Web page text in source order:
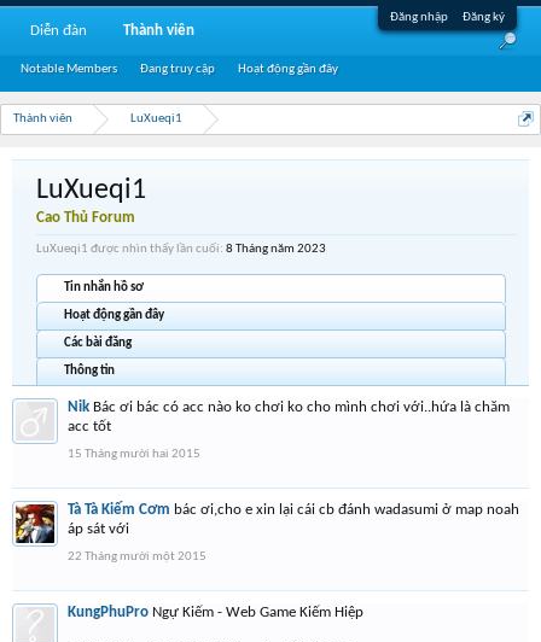
Đăng nhập Đăng ký
Thành viên LuXueqi1
LuXueqi1
Cao Thủ Forum
LuXueqi1 được nhìn thấy lần cuối: 8 Tháng năm 2023
Tin nhắn hồ sơ
Hoạt động gần đây
Các bài đăng
Thông tin
Nik Bác ơi bác có acc nào ko chơi ko cho mình chơi với..hứa là chăm
acc tốt
15 Tháng mười hai 2015
Tà Tà Kiếm Cơm bác ơi,cho e xin lại cái cb đánh wadasumi ở map noah
áp sát với
22 Tháng mười một 2015
KungPhuPro Ngự Kiếm - Web Game Kiếm Hiệp
Diễn đàn Thành viên
Notable Members Đang truy cập Hoạt động gần đây